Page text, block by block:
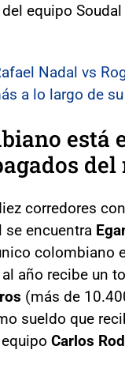
equipo Soudal
Nadal vs
a lo largo de
está
del
corredores
se encuentra
colombiano
año recibe un
(más de
sueldo que
Carlos